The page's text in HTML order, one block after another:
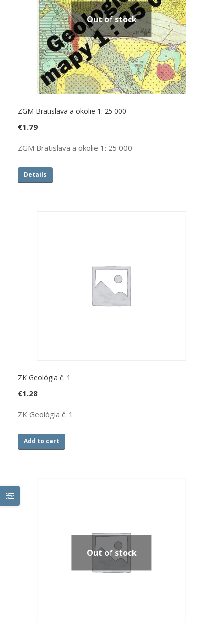
Out of stock
ZGM Bratislava a okolie 1: 25 000
€1.79
ZGM Bratislava a okolie 1: 25 000
Details
ZK Geológia č. 1
€1.28
ZK Geológia č. 1
Add to cart
Out of stock